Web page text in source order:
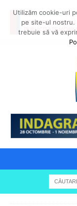
Utilizăm cookie-uri
pe site-ul nostru.
trebuie să vă